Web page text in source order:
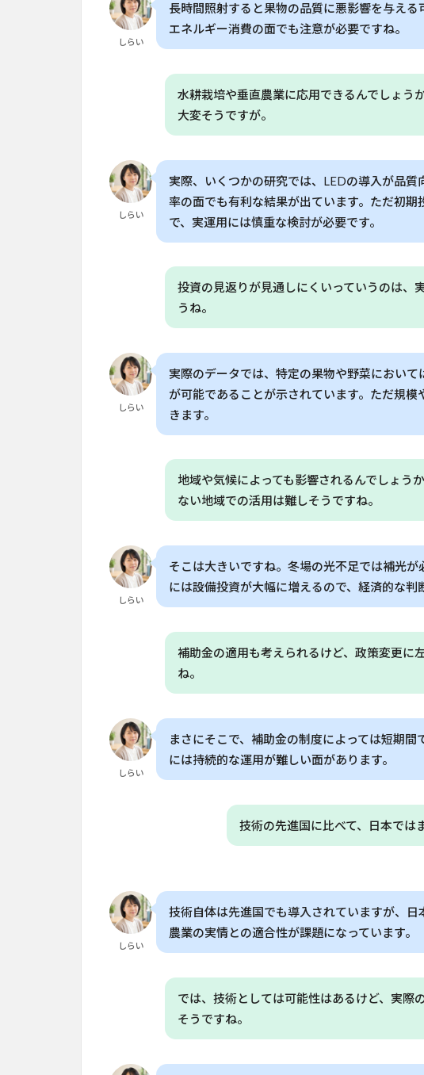
可
能
性
主
な
指
標
しらい
長時間照射すると果物の品質に悪影響を与える
エネルギー消費の面でも注意が必要ですね。
水耕栽培や垂直農業に応用できるんでしょう
大変そうですが。
しらい
実際、いくつかの研究では、LEDの導入が品質
率の面でも有利な結果が出ています。ただ初期
で、実運用には慎重な検討が必要です。
投資の見返りが見通しにくいっていうのは、
うね。
しらい
実際のデータでは、特定の果物や野菜におい
が可能であることが示されています。ただ規模
きます。
地域や気候によっても影響されるんでしょう
ない地域での活用は難しそうですね。
しらい
そこは大きいですね。冬場の光不足では補光が
には設備投資が大幅に増えるので、経済的な判
補助金の適用も考えられるけど、政策変更に
ね。
しらい
まさにそこで、補助金の制度によっては短期間
には持続的な運用が難しい面があります。
技術の先進国に比べて、日本では
しらい
技術自体は先進国でも導入されていますが、日
農業の実情との適合性が課題になっています。
では、技術としては可能性はあるけど、実際
そうですね。